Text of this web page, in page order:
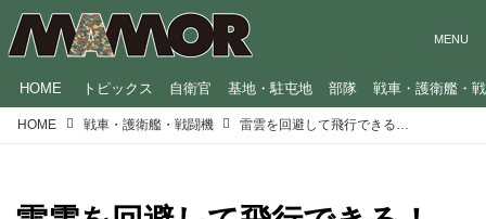
HOME トピックス 自衛官 基地・駐屯地 部隊 戦車・護衛艦・
HOME 戦車・護衛艦・戦闘機